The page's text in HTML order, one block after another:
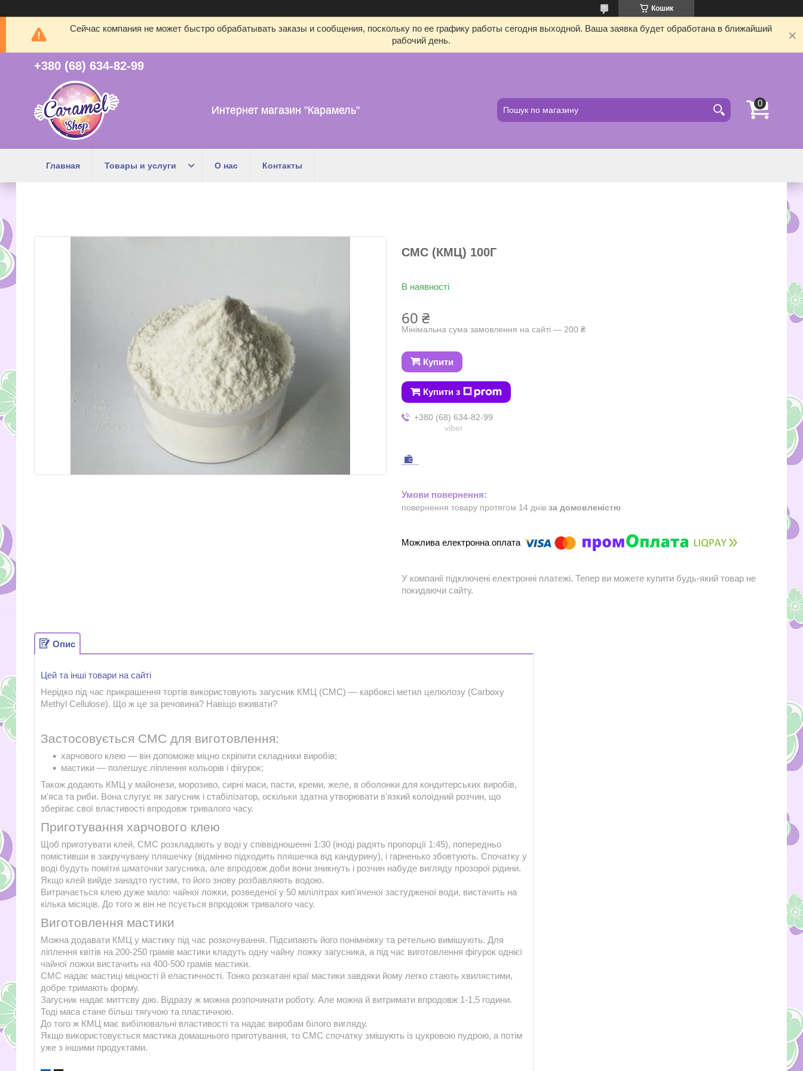
Кошик
Сейчас компания не может быстро обрабатывать заказы и сообщения, поскольку по ее графику работы сегодня выходной. Ваша заявка будет обработана в ближайший
рабочий день.
+380 (68) 634-82-99
Интернет магазин "Карамель"
Главная Товары и услуги О нас Контакты
СМС (КМЦ) 100Г
В наявності
60 ₴
Мінімальна сума замовлення на сайті — 200 ₴
Купити
Купити з
+380 (68) 634-82-99
viber
повернення товару протягом 14 днів за домовленістю
У компанії підключені електронні платежі. Тепер ви можете купити будь-який товар не
покидаючи сайту.
Опис
Цей та інші товари на сайті
Нерідко під час прикрашення тортів використовують загусник КМЦ (СМС) — карбоксі метил целюлозу (Carboxy
Methyl Cellulose). Що ж це за речовина? Навіщо вживати?
Застосовується СМС для виготовлення:
харчового клею — він допоможе міцно скріпити складники виробів;
мастики — полегшує ліплення кольорів і фігурок;
Також додають КМЦ у майонези, морозиво, сирні маси, пасти, креми, желе, в оболонки для кондитерських виробів,
м'яса та риби. Вона слугує як загусник і стабілізатор, оскільки здатна утворювати в'язкий колоїдний розчин, що
зберігає свої властивості впродовж тривалого часу.
Приготування харчового клею
Щоб приготувати клей, СМС розкладають у воді у співвідношенні 1:30 (іноді радять пропорції 1:45), попередньо
помістивши в закручувану пляшечку (відмінно підходить пляшечка від кандурину), і гарненько збовтують. Спочатку у
воді будуть помітні шматочки загусника, але впродовж доби вони зникнуть і розчин набуде вигляду прозорої рідини.
Якщо клей вийде занадто густим, то його знову розбавляють водою.
Витрачається клею дуже мало: чайної ложки, розведеної у 50 мілілітрах кип'яченої застудженої води, вистачить на
кілька місяців. До того ж він не псується впродовж тривалого часу.
Виготовлення мастики
Можна додавати КМЦ у мастику під час розкочування. Підсипають його понімніжку та ретельно вимішують. Для
ліплення квітів на 200-250 грамів мастики кладуть одну чайну ложку загусника, а під час виготовлення фігурок однієї
чайної ложки вистачить на 400-500 грамів мастики.
СМС надає мастиці міцності й еластичності. Тонко розкатані краї мастики завдяки йому легко стають хвилястими,
добре тримають форму.
Загусник надає миттєву дію. Відразу ж можна розпочинати роботу. Але можна й витримати впродовж 1-1,5 години.
Тоді маса стане більш тягучою та пластичною.
До того ж КМЦ має вибілювальні властивості та надає виробам білого вигляду.
Якщо використовується мастика домашнього приготування, то СМС спочатку змішують із цукровою пудрою, а потім
уже з іншими продуктами.